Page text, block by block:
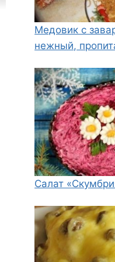
Медовик с
нежный,
Салат